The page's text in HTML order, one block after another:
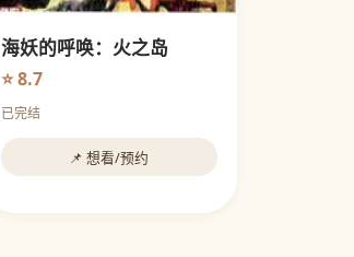
海妖的呼唤：火之岛
⭐ 8.7
已完结
📌 想看/预约